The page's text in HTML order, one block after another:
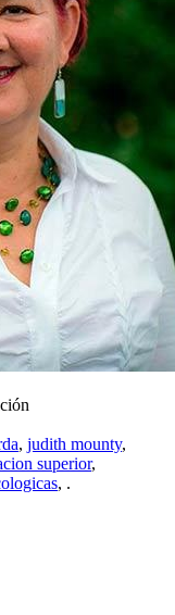
, judith mounty,
superior,
, .